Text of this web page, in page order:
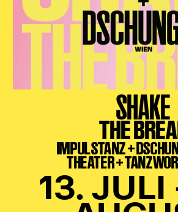
SHAKE
THE
IMPULSTANZ +
THEATER +
13. JULI